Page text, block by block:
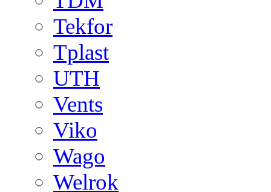
Tekfor
Tplast
UTH
Vents
Viko
Wago
Welrok